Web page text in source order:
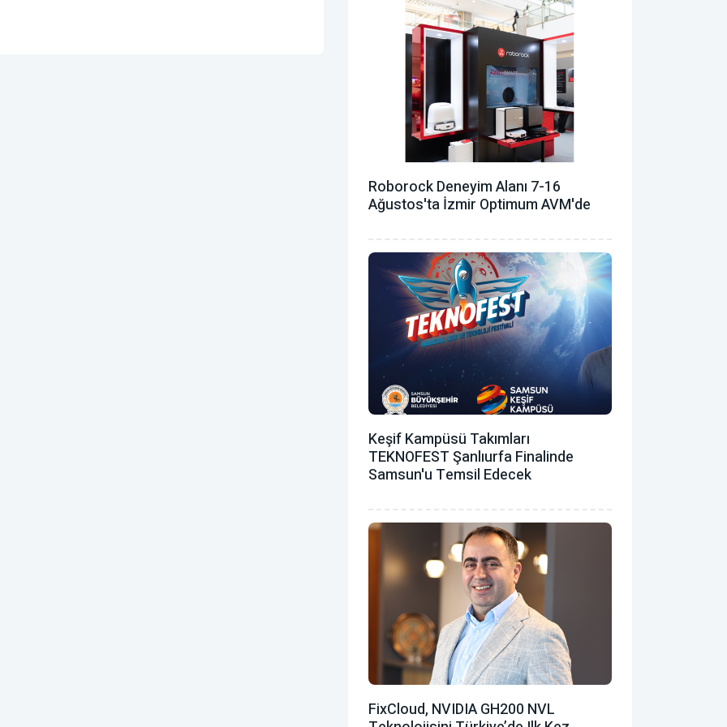
Roborock Deneyim Alanı 7-16
Ağustos'ta İzmir Optimum AVM'de
Keşif Kampüsü Takımları
TEKNOFEST Şanlıurfa Finalinde
Samsun'u Temsil Edecek
FixCloud, NVIDIA GH200 NVL